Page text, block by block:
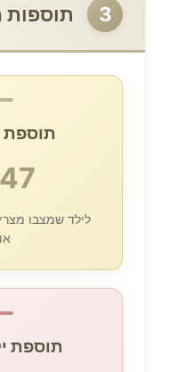
3 תוספות
תוספת
₪
תוספת